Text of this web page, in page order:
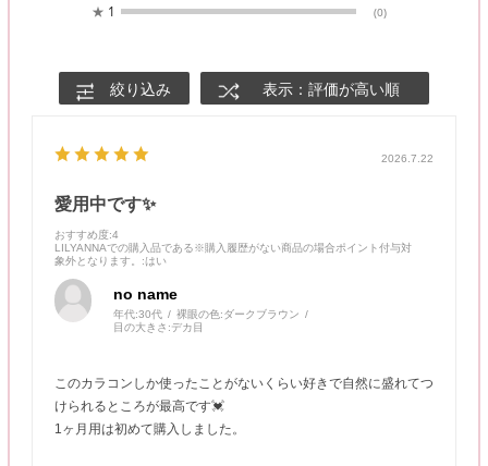
★ 1 (0)
絞り込み 表示：評価が高い順
2026.7.22
愛用中です✨
おすすめ度:4
LILYANNAでの購入品である※購入履歴がない商品の場合ポイント付与対
象外となります。
:はい
no name
年代:30代 裸眼の色:ダークブラウン
目の大きさ:デカ目
このカラコンしか使ったことがないくらい好きで自然に盛れてつ
けられるところが最高です💓
1ヶ月用は初めて購入しました。